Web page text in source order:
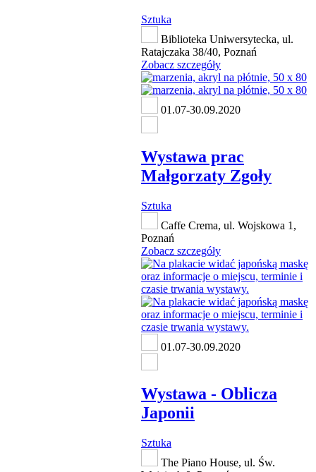
Sztuka
Biblioteka Uniwersytecka, ul.
Ratajczaka 38/40, Poznań
Zobacz szczegóły
01.07-30.09.2020
Wystawa prac
Małgorzaty Zgoły
Sztuka
Caffe Crema, ul. Wojskowa 1,
Poznań
Zobacz szczegóły
01.07-30.09.2020
Wystawa - Oblicza
Japonii
Sztuka
The Piano House, ul. Św.